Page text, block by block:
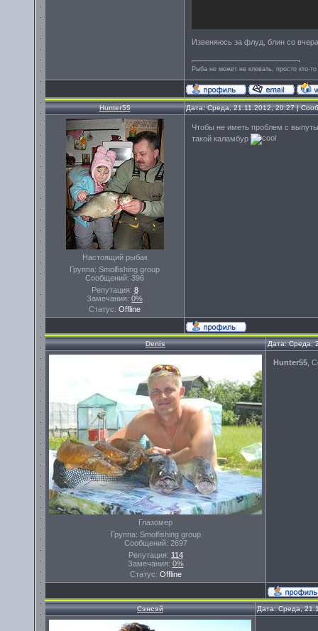
Извеняюсь за флуд, блин со
Рыба не может не клевать, просто кто-
Hunter55 Дата: Среда, 21.11.2012, 20:27 |
Настоящий рыбак
Группа: Smolfishing group
Сообщений: 396
Репутация: 8
Замечания: 0%
Статус: Offline
Чтобы не иметь проблем с
такой каламбур
Denis Дата: Среда,
Глазомер
Группа: Smolfishing group
Сообщений: 2697
Репутация: 114
Замечания: 0%
Статус: Offline
Hunter55 ,
Сэнсэй Дата: Среда,